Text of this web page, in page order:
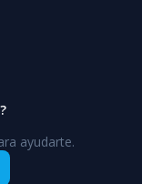
ayudarte.